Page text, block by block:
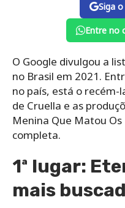
Siga
Entre no
O Google divulgou a
no Brasil em 2021.
no país, está o recém-
de Cruella e as
Menina Que Matou
completa.
1ª lugar:
mais